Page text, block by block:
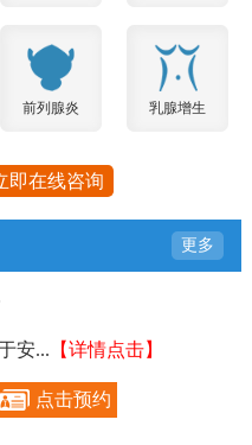
前列腺炎 乳腺增生
即在线咨询
更多
安... 【详情点击】
点击预约